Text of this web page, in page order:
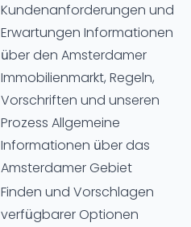
Kundenanforderungen und
Erwartungen Informationen
über den Amsterdamer
Immobilienmarkt, Regeln,
Vorschriften und unseren
Prozess Allgemeine
Informationen über das
Amsterdamer Gebiet
Finden und Vorschlagen
verfügbarer Optionen